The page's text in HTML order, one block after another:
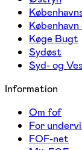
Køge Bugt
Sydøst
Syd- og
Information
Om fof
For
FOF-net